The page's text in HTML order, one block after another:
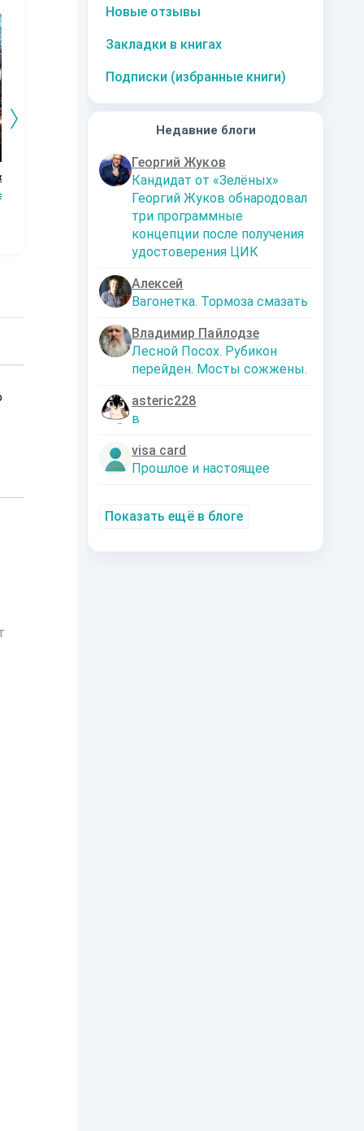
Новые отзывы
Закладки в книгах
Подписки (избранные книги)
Недавние блоги
Георгий Жуков
Кандидат от «Зелёных»
Георгий Жуков обнародовал
три программные
концепции после получения
удостоверения ЦИК
Алексей
Вагонетка. Тормоза смазать
Владимир Пайлодзе
Лесной Посох. Рубикон
перейден. Мосты сожжены.
asteric228
в
visa card
Прошлое и настоящее
Показать ещё в блоге
Олицетворяющий
10 за часть
Бегущий от
пустоты: Лич
Альдао-за
себе.